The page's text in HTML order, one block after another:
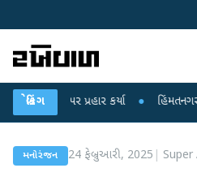
બ્રેકિંગ
પર પ્રહાર કર્યા ● હિંમતનગરમાં
મનોરંજન 24 ફેબ્રુઆરી, 2025 Super